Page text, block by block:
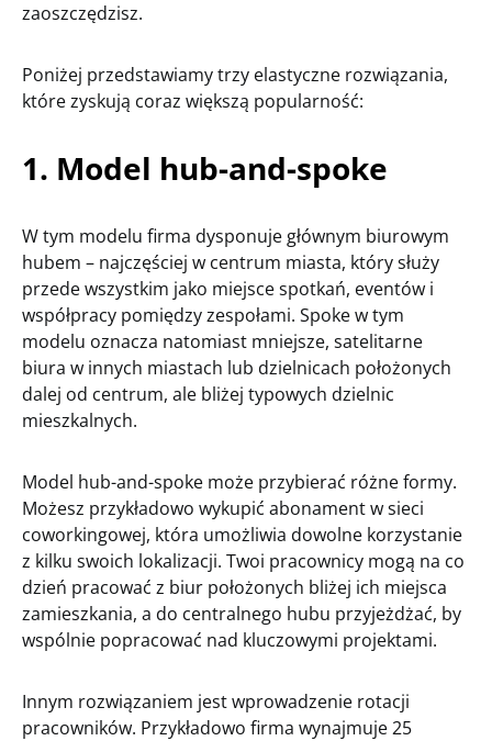
zaoszczędzisz.
Poniżej przedstawiamy trzy elastyczne rozwiązania,
które zyskują coraz większą popularność:
1. Model hub-and-spoke
W tym modelu firma dysponuje głównym biurowym
hubem – najczęściej w centrum miasta, który służy
przede wszystkim jako miejsce spotkań, eventów i
współpracy pomiędzy zespołami. Spoke w tym
modelu oznacza natomiast mniejsze, satelitarne
biura w innych miastach lub dzielnicach położonych
dalej od centrum, ale bliżej typowych dzielnic
mieszkalnych.
Model hub-and-spoke może przybierać różne formy.
Możesz przykładowo wykupić abonament w sieci
coworkingowej, która umożliwia dowolne korzystanie
z kilku swoich lokalizacji. Twoi pracownicy mogą na co
dzień pracować z biur położonych bliżej ich miejsca
zamieszkania, a do centralnego hubu przyjeżdżać, by
wspólnie popracować nad kluczowymi projektami.
Innym rozwiązaniem jest wprowadzenie rotacji
pracowników. Przykładowo firma wynajmuje 25